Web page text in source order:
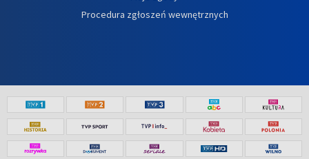
Procedura zgłoszeń wewnętrznych